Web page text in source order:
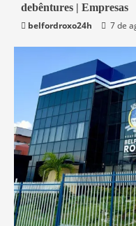
Economia
debêntures | Empresas
belfordroxo24h
7 de